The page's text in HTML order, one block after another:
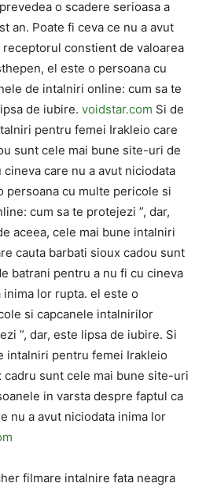
o scadere serioasa a
an. Poate fi ceva ce nu a avut
constient de valoarea
el este o persoana cu
de intalniri online: cum sa te
de iubire. voidstar.com Si de
pentru femei Irakleio care
sunt cele mai bune site-uri de
care nu a avut niciodata
persoana cu multe pericole si
cum sa te protejezi ”, dar,
aceea, cele mai bune intalniri
cauta barbati sioux cadou sunt
batrani pentru a nu fi cu cineva
lor rupta. el este o
si capcanele intalnirilor
”, dar, este lipsa de iubire. Si
intalniri pentru femei Irakleio
cadru sunt cele mai bune site-uri
in varsta despre faptul ca
nu a avut niciodata inima lor
filmare intalnire fata neagra